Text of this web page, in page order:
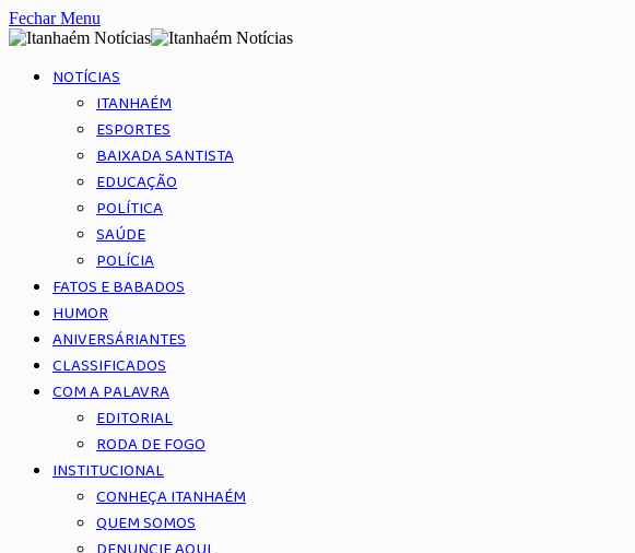
Fechar Menu
NOTÍCIAS
ITANHAÉM
ESPORTES
BAIXADA SANTISTA
EDUCAÇÃO
POLÍTICA
SAÚDE
POLÍCIA
FATOS E BABADOS
HUMOR
ANIVERSÁRIANTES
CLASSIFICADOS
COM A PALAVRA
EDITORIAL
RODA DE FOGO
INSTITUCIONAL
CONHEÇA ITANHAÉM
QUEM SOMOS